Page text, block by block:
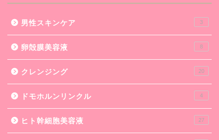
男性スキンケア 3
卵殻膜美容液 8
クレンジング 20
ドモホルンリンクル 4
ヒト幹細胞美容液 27